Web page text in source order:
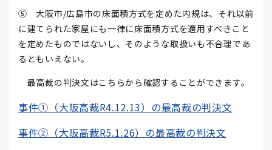
⑤ 大阪市/広島市の床面積方式を定めた内規は、それ以前
に建てられた家屋にも一律に床面積方式を適用すべきこと
を定めたものではないし、そのような取扱いも不合理であ
るともいえない。
最高裁の判決文はこちらから確認することができます。
事件①（大阪高裁R4.12.13）の最高裁の判決文
事件②（大阪高裁R5.1.26）の最高裁の判決文